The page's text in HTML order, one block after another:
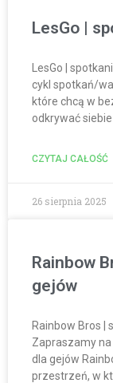
LesGo |
LesGo |
cykl spotkań/
które chcą w
odkrywać
CZYTAJ CAŁOŚĆ
26 sierpnia 2025
Rainbow
gejów
Rainbow Bros |
Zapraszamy
dla gejów
przestrzeń, w